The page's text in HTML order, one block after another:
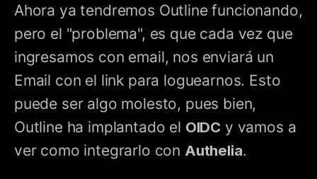
Ahora ya tendremos Outline funcionando,
pero el "problema", es que cada vez que
ingresamos con email, nos enviará un
Email con el link para loguearnos. Esto
puede ser algo molesto, pues bien,
Outline ha implantado el OIDC y vamos a
ver como integrarlo con Authelia.